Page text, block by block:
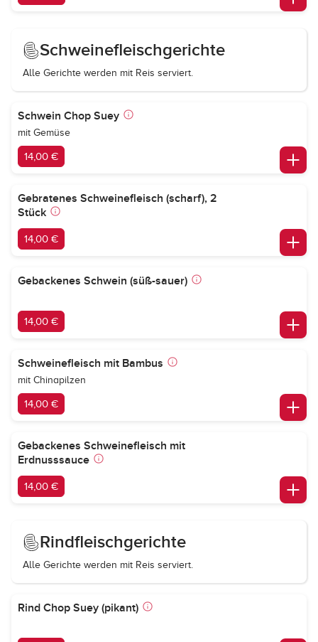
Schweinefleischgerichte
Alle Gerichte werden mit Reis serviert.
Schwein Chop Suey
mit Gemüse
14,00 €
Gebratenes Schweinefleisch (scharf), 2
Stück
14,00 €
Gebackenes Schwein (süß-sauer)
14,00 €
Schweinefleisch mit Bambus
mit Chinapilzen
14,00 €
Gebackenes Schweinefleisch mit
Erdnusssauce
14,00 €
Rindfleischgerichte
Alle Gerichte werden mit Reis serviert.
Rind Chop Suey (pikant)